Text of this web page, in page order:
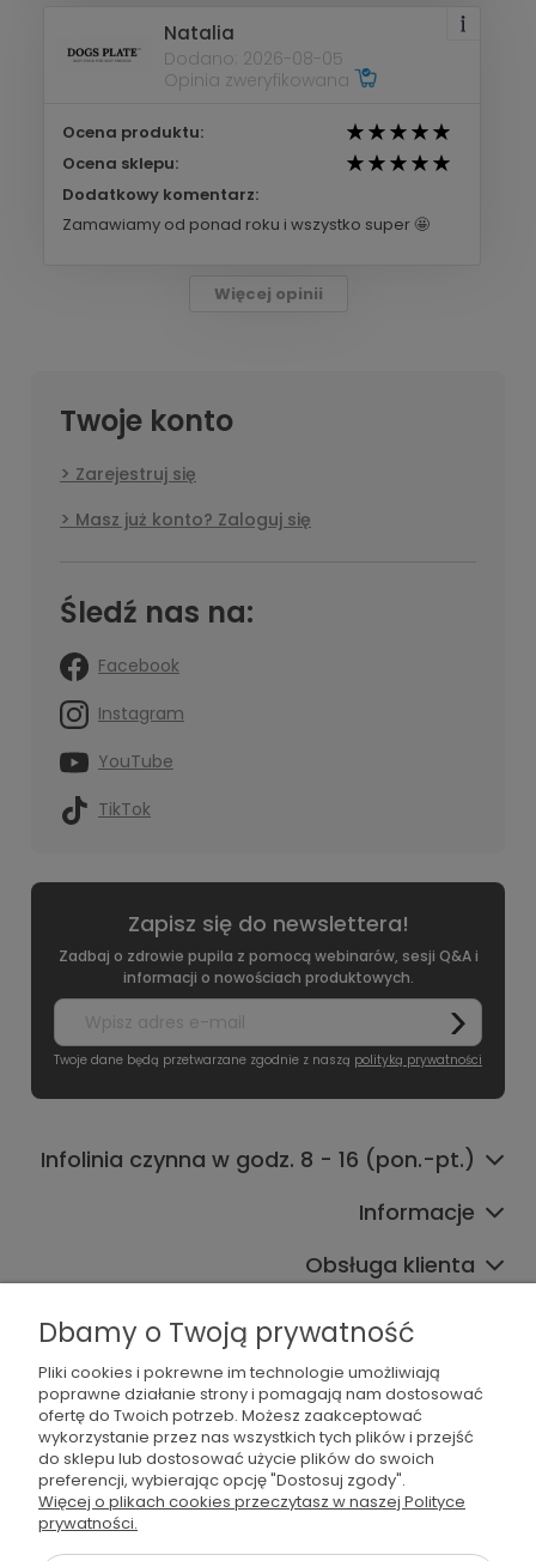
Natalia
Dodano: 2026-08-05
Opinia zweryfikowana
Ocena produktu:
Ocena sklepu:
Dodatkowy komentarz:
Zamawiamy od ponad roku i wszystko super 🤩
Więcej opinii
Twoje konto
Zarejestruj się
Masz już konto? Zaloguj się
Śledź nas na:
Facebook
Instagram
YouTube
TikTok
Zapisz się do newslettera!
Zadbaj o zdrowie pupila z pomocą webinarów, sesji Q&A i
informacji o nowościach produktowych.
Twoje dane będą przetwarzane zgodnie z naszą polityką prywatności
Infolinia czynna w godz. 8 - 16 (pon.-pt.)
Informacje
Obsługa klienta
Współpraca
536 042 061
Dbamy o Twoją prywatność
Pliki cookies i pokrewne im technologie umożliwiają
poprawne działanie strony i pomagają nam dostosować
ofertę do Twoich potrzeb. Możesz zaakceptować
wykorzystanie przez nas wszystkich tych plików i przejść
do sklepu lub dostosować użycie plików do swoich
preferencji, wybierając opcję "Dostosuj zgody".
Więcej o plikach cookies przeczytasz w naszej Polityce
prywatności.